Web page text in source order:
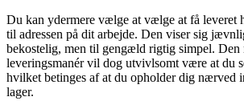
Du kan ydermere vælge at vælge at få leveret
til adressen på dit arbejde. Den viser sig
bekostelig, men til gengæld rigtig simpel. Den
leveringsmanér vil dog utvivlsomt være at du
hvilket betinges af at du opholder dig nærved
lager.